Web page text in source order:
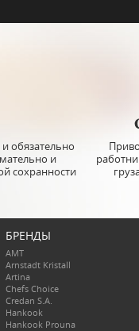
обязательно
и
сохранности
БРЕНДЫ
AMT
Arnstadt Kristall
Artina
Chefs Choice
Credan S.A.
Hankook
Hankook Prouna